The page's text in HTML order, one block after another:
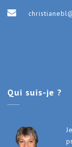
Qui suis-je ?